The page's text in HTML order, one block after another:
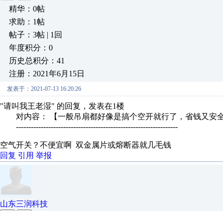
精华：0帖
求助：1帖
帖子：3帖 | 1回
年度积分：0
历史总积分：41
注册：2021年6月15日
发表于：2021-07-13 16:20:26
"请叫我王老湿" 的回复，发表在1楼
对内容： 【一般吊扇都好像是搞个空开就行了，省钱又安
-----------------------------------------------------------------
空气开关？不便宜啊 双金属片或熔断器就几毛钱
回复 引用 举报
山东三润科技